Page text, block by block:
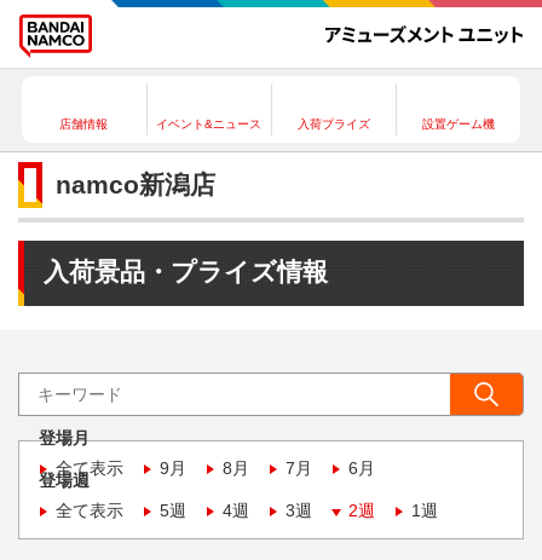
店舗情報 イベント&ニュース 入荷プライズ 設置ゲーム機
namco新潟店
入荷景品・プライズ情報
登場月
全て表示
9月 8月 7月 6月
登場週
全て表示
5週 4週 3週 2週 1週